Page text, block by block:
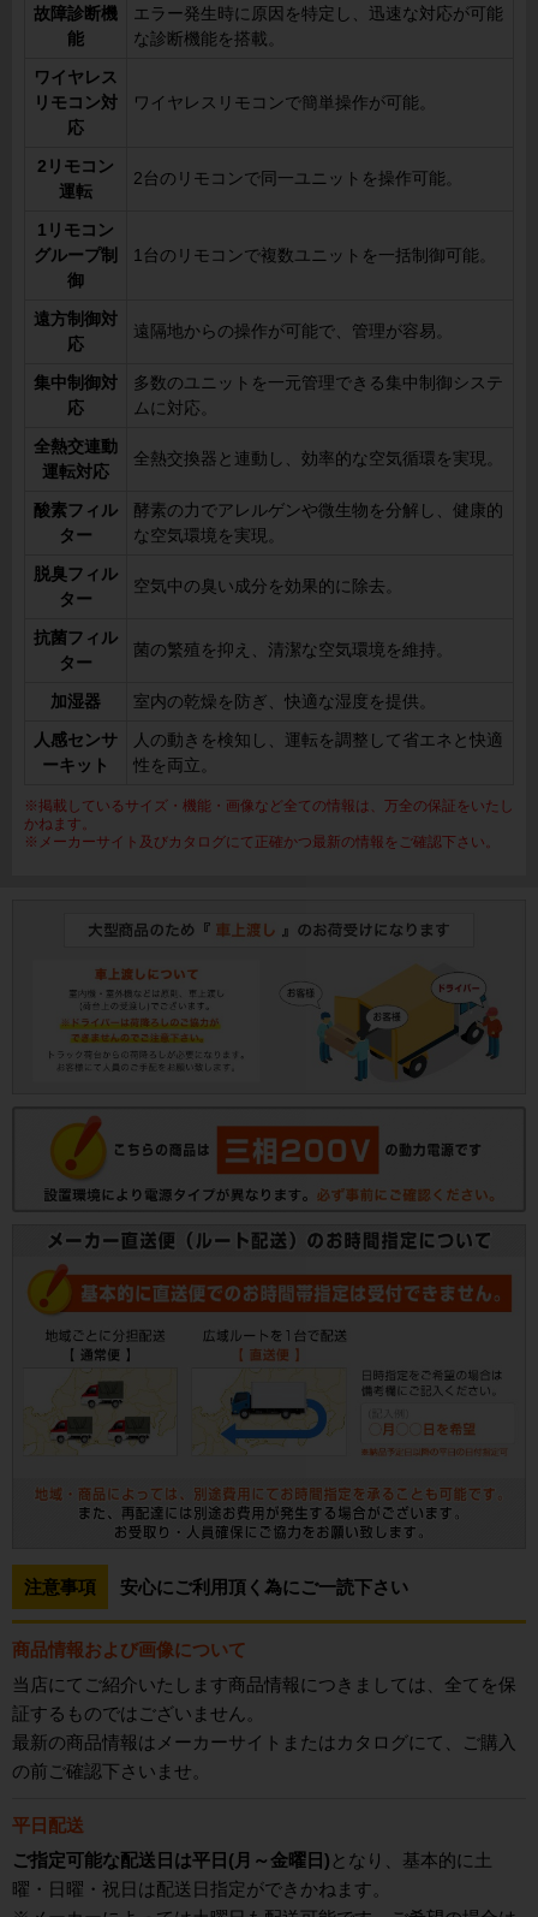
故障診断機
能
エラー発生時に原因を特定し、迅速な対応が可能
な診断機能を搭載。
ワイヤレス
リモコン対
応
ワイヤレスリモコンで簡単操作が可能。
2リモコン
運転
2台のリモコンで同一ユニットを操作可能。
1リモコン
グループ制
御
1台のリモコンで複数ユニットを一括制御可能。
遠方制御対
応
遠隔地からの操作が可能で、管理が容易。
集中制御対
応
多数のユニットを一元管理できる集中制御システ
ムに対応。
全熱交連動
運転対応
全熱交換器と連動し、効率的な空気循環を実現。
酸素フィル
ター
酵素の力でアレルゲンや微生物を分解し、健康的
な空気環境を実現。
脱臭フィル
ター
空気中の臭い成分を効果的に除去。
抗菌フィル
ター
菌の繁殖を抑え、清潔な空気環境を維持。
加湿器 室内の乾燥を防ぎ、快適な湿度を提供。
人感センサ
ーキット
人の動きを検知し、運転を調整して省エネと快適
性を両立。
※掲載しているサイズ・機能・画像など全ての情報は、万全の保証をいたし
かねます。
※メーカーサイト及びカタログにて正確かつ最新の情報をご確認下さい。
注意事項 安心にご利用頂く為にご一読下さい
商品情報および画像について
当店にてご紹介いたします商品情報につきましては、全てを保
証するものではございません。
最新の商品情報はメーカーサイトまたはカタログにて、ご購入
の前ご確認下さいませ。
平日配送
ご指定可能な配送日は平日(月～金曜日) となり、基本的に土
曜・日曜・祝日は配送日指定ができかねます。